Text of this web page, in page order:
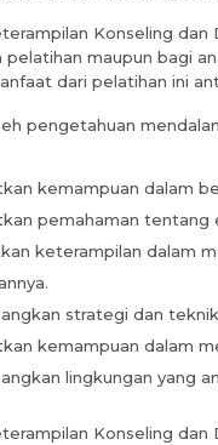
Konseling
maupun bagi
dari pelatihan ini
pengetahuan
kemampuan dalam
pemahaman tentang
keterampilan dalam
strategi dan
kemampuan dalam
lingkungan yang
Konseling dan